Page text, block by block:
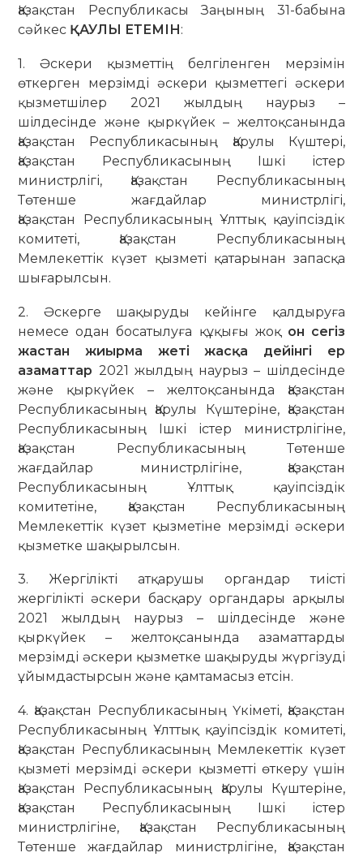
Қазақстан Республикасы Заңының 31-бабына
сәйкес ҚАУЛЫ ЕТЕМІН :
1. Әскери қызметтің белгіленген мерзімін
өткерген мерзімді әскери қызметтегі әскери
қызметшілер 2021 жылдың наурыз –
шілдесінде және қыркүйек – желтоқсанында
Қазақстан Республикасының Қарулы Күштері,
Қазақстан Республикасының Ішкі істер
министрлігі, Қазақстан Республикасының
Төтенше жағдайлар министрлігі,
Қазақстан Республикасының Ұлттық қауіпсіздік
комитеті, Қазақстан Республикасының
Мемлекеттік күзет қызметі қатарынан запасқа
шығарылсын.
2. Әскерге шақыруды кейінге қалдыруға
немесе одан босатылуға құқығы жоқ он сегіз
жастан жиырма жеті жасқа дейінгі ер
азаматтар 2021 жылдың наурыз – шілдесінде
және қыркүйек – желтоқсанында Қазақстан
Республикасының Қарулы Күштеріне, Қазақстан
Республикасының Ішкі істер министрлігіне,
Қазақстан Республикасының Төтенше
жағдайлар министрлігіне, Қазақстан
Республикасының Ұлттық қауіпсіздік
комитетіне, Қазақстан Республикасының
Мемлекеттік күзет қызметіне мерзімді әскери
қызметке шақырылсын.
3. Жергілікті атқарушы органдар тиісті
жергілікті әскери басқару органдары арқылы
2021 жылдың наурыз – шілдесінде және
қыркүйек – желтоқсанында азаматтарды
мерзімді әскери қызметке шақыруды жүргізуді
ұйымдастырсын және қамтамасыз етсін.
4. Қазақстан Республикасының Үкіметі, Қазақстан
Республикасының Ұлттық қауіпсіздік комитеті,
Қазақстан Республикасының Мемлекеттік күзет
қызметі мерзімді әскери қызметті өткеру үшін
Қазақстан Республикасының Қарулы Күштеріне,
Қазақстан Республикасының Ішкі істер
министрлігіне, Қазақстан Республикасының
Төтенше жағдайлар министрлігіне, Қазақстан